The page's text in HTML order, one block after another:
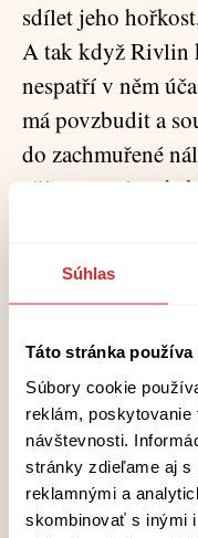
Súhlas
Táto stránka
Súbory cookie
reklám,
návštevnosti.
stránky zdieľame aj s
reklamnými a
skombinovať s inými
sdílet jeho
A tak když Rivlin
nespatří v něm
má povzbudit a
do zachmuřené
přítomnosti
první poslední,
A zatímco se
svatební veselí
uprostřed
vyzařuje z
od nich z katedry
Haifské
vysokých škol,